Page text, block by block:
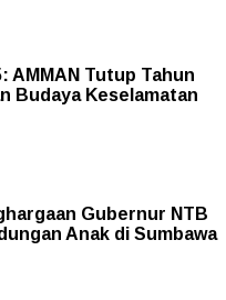
AMMAN Tutup Tahun
Budaya Keselamatan
Gubernur NTB
Anak di Sumbawa